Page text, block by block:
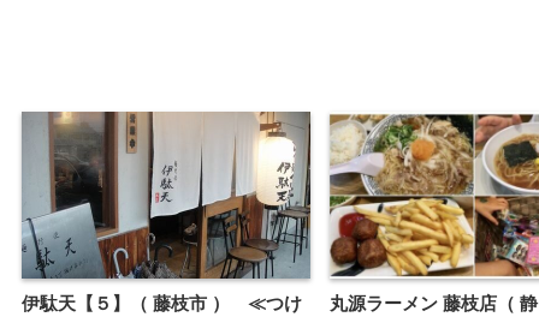
伊駄天【５】（ 藤枝市 ） ≪つけ
丸源ラーメン 藤枝店（